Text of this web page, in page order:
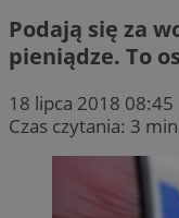
Podają się za
pieniądze. To
18 lipca 2018 08:45
Czas czytania: 3